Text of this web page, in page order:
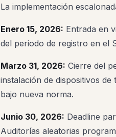
La implementación
Enero 15, 2026: Entrada en
del periodo de registro en el
Marzo 31, 2026: Cierre del
instalación de dispositivos
bajo nueva norma.
Junio 30, 2026: Deadline
Auditorías aleatorias